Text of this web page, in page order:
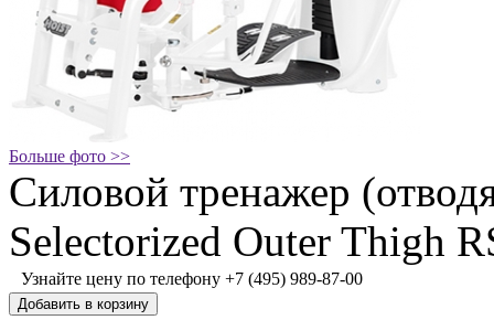
Больше фото >>
Силовой тренажер
Selectorized Outer Thigh
Узнайте цену по телефону +7 (495) 989-87-00